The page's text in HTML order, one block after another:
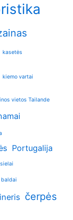
kasetės
kiemo vartai
vietos Tailande
Portugalija
čerpės